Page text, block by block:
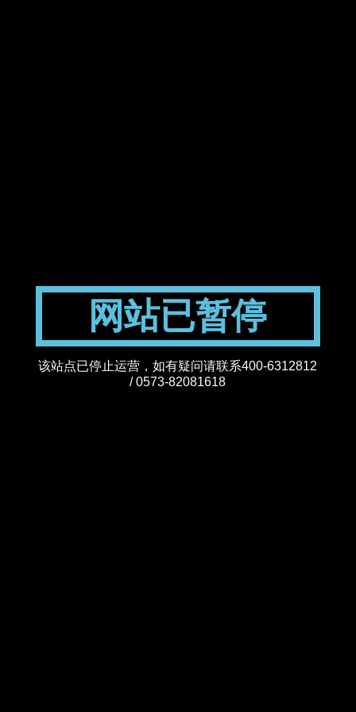
网站已暂停
该站点已停止运营，如有疑问请联系400-6312812
/ 0573-82081618